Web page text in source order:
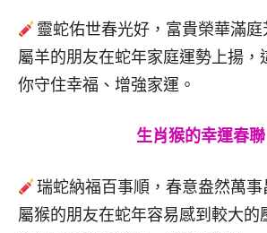
靈蛇佑世春光好，富貴榮華滿庭
屬羊的朋友在蛇年家庭運勢上揚，
你守住幸福、增強家運。
生肖猴的幸運春聯
瑞蛇納福百事順，春意盎然萬事
屬猴的朋友在蛇年容易感到較大的